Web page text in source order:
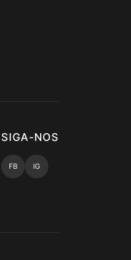
SIGA-NOS
FB IG